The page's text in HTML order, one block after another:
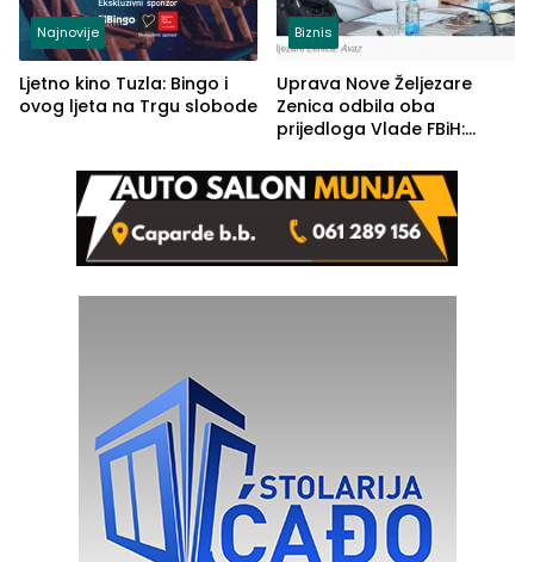
Najnovije
Ljetno kino Tuzla: Bingo i
ovog ljeta na Trgu slobode
Biznis
Uprava Nove Željezare
Zenica odbila oba
prijedloga Vlade FBiH:
rješenje